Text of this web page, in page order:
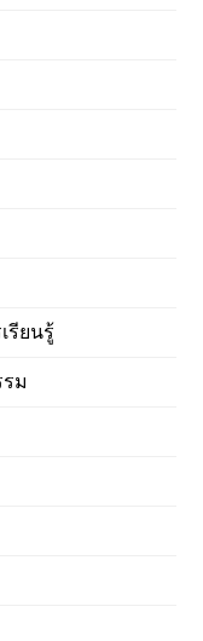
รียนรู้
ม